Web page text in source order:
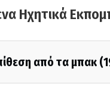
Ηχητικά
από τα μπακ